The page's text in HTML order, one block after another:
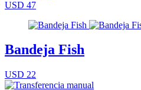
USD 47
Bandeja Fish
USD 22